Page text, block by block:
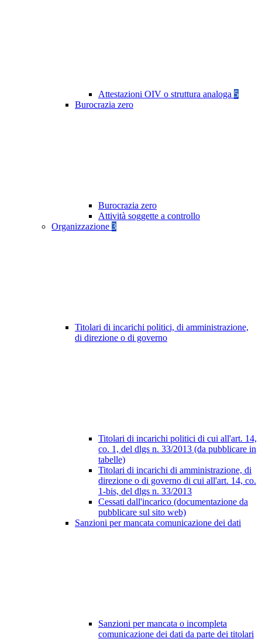
Attestazioni OIV o struttura analoga 5
Burocrazia zero
Burocrazia zero
Attività soggette a controllo
Organizzazione 3
Titolari di incarichi politici, di amministrazione,
di direzione o di governo
Titolari di incarichi politici di cui all'art. 14,
co. 1, del dlgs n. 33/2013 (da pubblicare in
tabelle)
Titolari di incarichi di amministrazione, di
direzione o di governo di cui all'art. 14, co.
1-bis, del dlgs n. 33/2013
Cessati dall'incarico (documentazione da
pubblicare sul sito web)
Sanzioni per mancata comunicazione dei dati
Sanzioni per mancata o incompleta
comunicazione dei dati da parte dei titolari